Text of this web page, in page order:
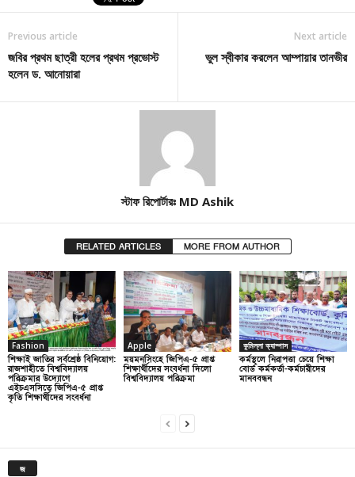
Previous article
জবির প্রথম ছাত্রী হলের প্রথম প্রভোস্ট
হলেন ড. আনোয়ারা
Next article
ভুল স্বীকার করলেন আম্পায়ার তানভীর
স্টাফ রিপোর্টারঃ MD Ashik
RELATED ARTICLES MORE FROM AUTHOR
Fashion
শিক্ষাই জাতির সর্বশ্রেষ্ঠ বিনিয়োগ:
রাজশাহীতে বিশ্ববিদ্যালয়
পরিক্রমার উদ্যোগে
এইচএসসিতে জিপিএ-৫ প্রাপ্ত
কৃতি শিক্ষার্থীদের সংবর্ধনা
Apple
ময়মনসিংহে জিপিএ-৫ প্রাপ্ত
শিক্ষার্থীদের সংবর্ধনা দিলো
বিশ্ববিদ্যালয় পরিক্রমা
কুমিল্লা ক্যাম্পাস
কর্মস্থলে নিরাপত্তা চেয়ে শিক্ষা
বোর্ড কর্মকর্তা-কর্মচারীদের
মানববন্ধন
জ